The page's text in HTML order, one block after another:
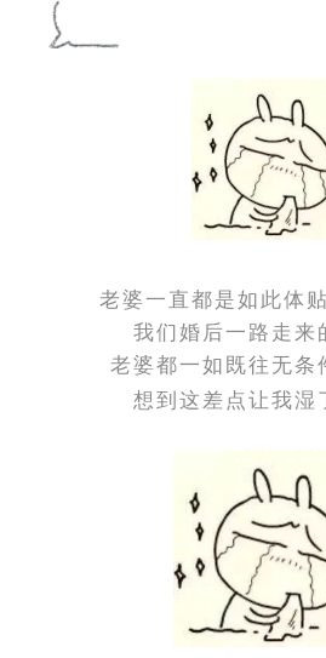
老婆一直都是如此体
我们婚后一路走来
老婆都一如既往无条
想到这差点让我湿